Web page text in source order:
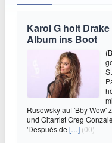
Karol G holt
Album ins Boot
Rusowsky auf 'Bby Wow'
und Gitarrist Greg
'Después de […] (00)